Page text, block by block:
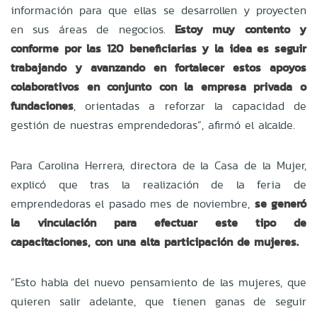
información para que ellas se desarrollen y proyecten
en sus áreas de negocios. Estoy muy contento y
conforme por las 120 beneficiarias y la idea es seguir
trabajando y avanzando en fortalecer estos apoyos
colaborativos en conjunto con la empresa privada o
fundaciones, orientadas a reforzar la capacidad de
gestión de nuestras emprendedoras”, afirmó el alcalde.
Para Carolina Herrera, directora de la Casa de la Mujer,
explicó que tras la realización de la feria de
emprendedoras el pasado mes de noviembre, se generó
la vinculación para efectuar este tipo de
capacitaciones, con una alta participación de mujeres.
“Esto habla del nuevo pensamiento de las mujeres, que
quieren salir adelante, que tienen ganas de seguir